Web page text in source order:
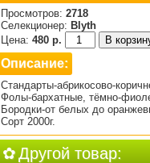
Просмотров: 2718
Селекционер: Blyth
Цена: 480 р.
Описание:
Стандарты-абрикосово-
Фолы-бархатные, тёмно-
Бородки-от белых до
Сорт 2000г.
Другой товар: